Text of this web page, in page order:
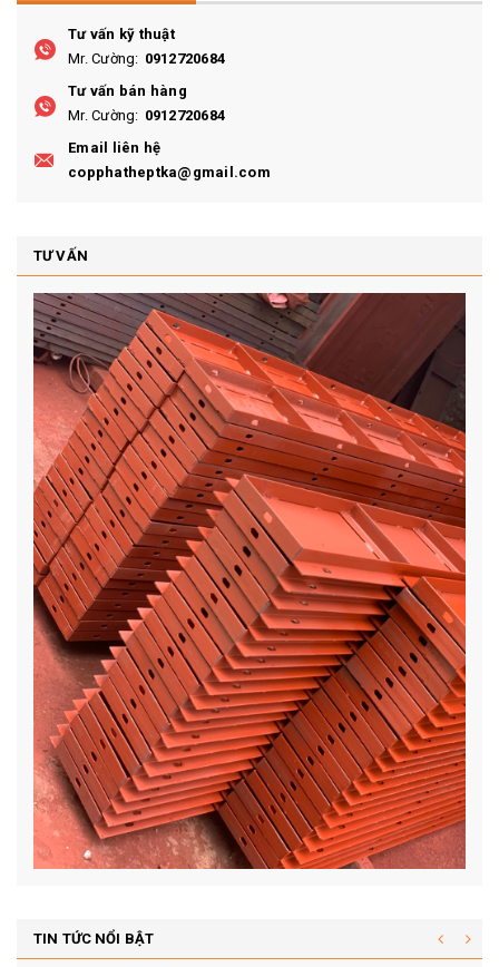
Tư vấn kỹ thuật
Mr. Cường: 0912720684
Tư vấn bán hàng
Mr. Cường: 0912720684
Email liên hệ
copphatheptka@gmail.com
TƯ VẤN
TIN TỨC NỔI BẬT